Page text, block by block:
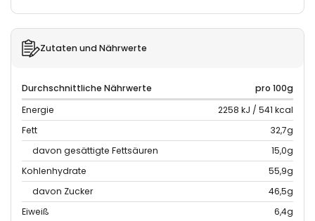
Zutaten und Nährwerte
Durchschnittliche Nährwerte
pro 100g
Energie
2258 kJ / 541 kcal
Fett
32,7g
davon gesättigte Fettsäuren
15,0g
Kohlenhydrate
55,9g
davon Zucker
46,5g
Eiweiß
6,4g